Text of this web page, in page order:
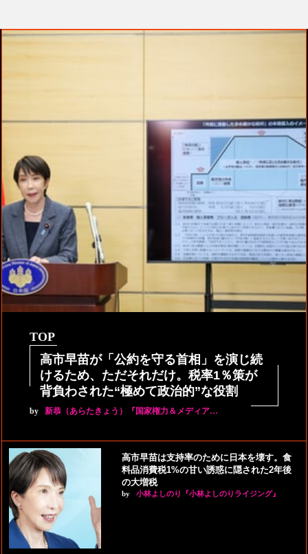
TOP
高市早苗が「公約を守る首相」を演じ続
けるため、ただそれだけ。税率1％策が
背負わされた“極めて政治的”な役割
by 新恭（あらたきょう）『国家権力＆メディア…
高市早苗は支持率のために日本を壊す。食
料品消費税1%の甘い誘惑に隠された2年後
の大増税
by 小林よしのり『小林よしのりライジング』